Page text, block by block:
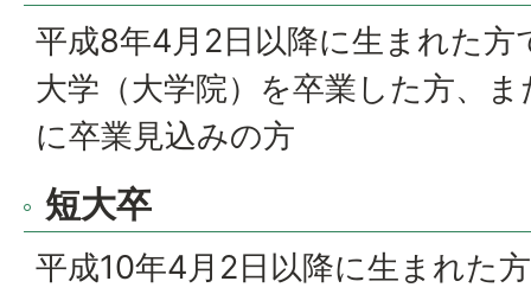
平成8年4月2日以降に生まれた方
大学（大学院）を卒業した方、
に卒業見込みの方
短大卒
平成10年4月2日以降に生まれた